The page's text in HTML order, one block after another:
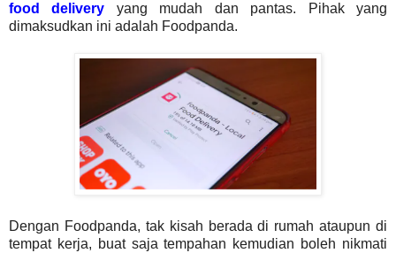
food delivery yang mudah dan pantas. Pihak yang
dimaksudkan ini adalah Foodpanda.
Dengan Foodpanda, tak kisah berada di rumah ataupun di
tempat kerja, buat saja tempahan kemudian boleh nikmati